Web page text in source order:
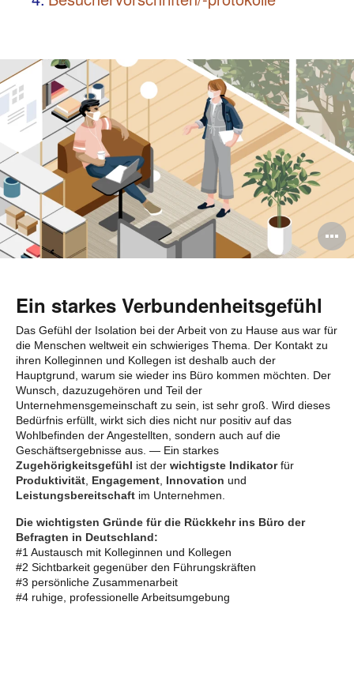
Ein starkes Verbundenheitsgefühl
Das Gefühl der Isolation bei der Arbeit von zu Hause aus war für
die Menschen weltweit ein schwieriges Thema. Der Kontakt zu
ihren Kolleginnen und Kollegen ist deshalb auch der
Hauptgrund, warum sie wieder ins Büro kommen möchten. Der
Wunsch, dazuzugehören und Teil der
Unternehmensgemeinschaft zu sein, ist sehr groß. Wird dieses
Bedürfnis erfüllt, wirkt sich dies nicht nur positiv auf das
Wohlbefinden der Angestellten, sondern auch auf die
Geschäftsergebnisse aus. — Ein starkes
Zugehörigkeitsgefühl ist der wichtigste Indikatorfür
Produktivität Engagement Innovation und
Leistungsbereitschaft im Unternehmen.
Die wichtigsten Gründe für die Rückkehr ins Büro der
Befragten in Deutschland:
#1 Austausch mit Kolleginnen und Kollegen
#2 Sichtbarkeit gegenüber den Führungskräften
#3 persönliche Zusammenarbeit
#4 ruhige, professionelle Arbeitsumgebung